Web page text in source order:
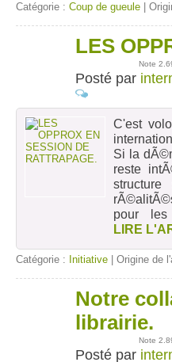
Catégorie : Coup de gueule |
LES
Note
Posté par
C'est
Si la
reste
pour les
LIRE
Catégorie : Initiative | Origine de
Notre
librairie.
Note
Posté par